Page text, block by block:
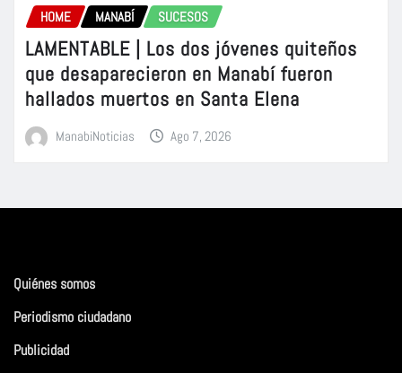
HOME MANABÍ SUCESOS
LAMENTABLE | Los dos jóvenes quiteños
que desaparecieron en Manabí fueron
hallados muertos en Santa Elena
ManabiNoticias Ago 7, 2026
Quiénes somos
Periodismo ciudadano
Publicidad